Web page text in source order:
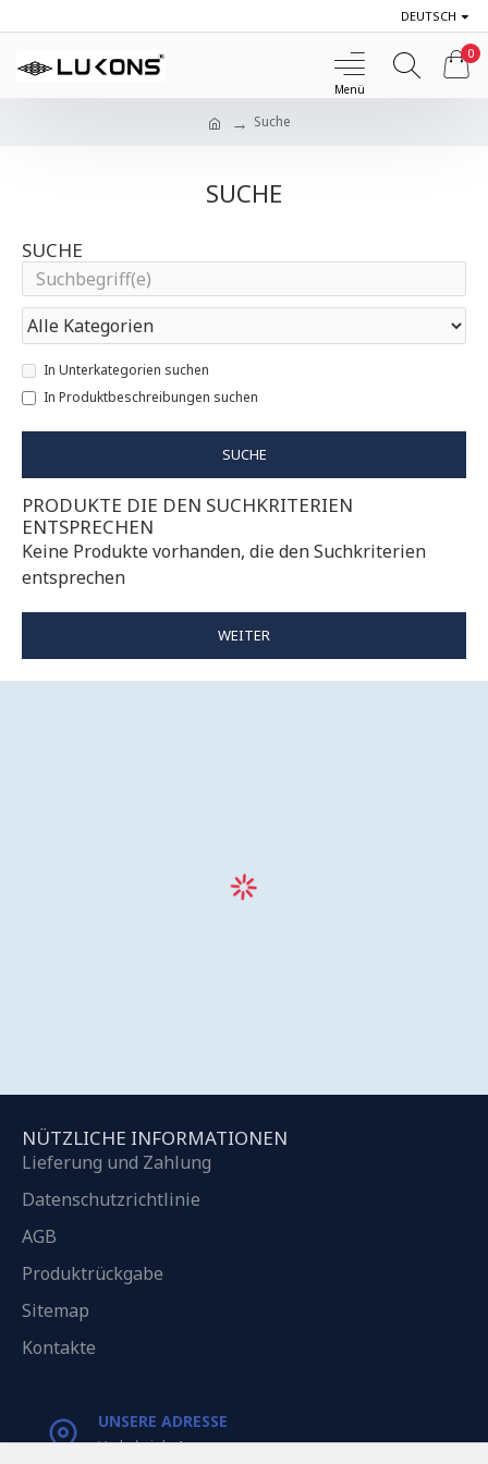
DEUTSCH
0
Suche
SUCHE
SUCHE
In Unterkategorien suchen
In Produktbeschreibungen suchen
SUCHE
PRODUKTE DIE DEN SUCHKRITERIEN
ENTSPRECHEN
Keine Produkte vorhanden, die den Suchkriterien
entsprechen
WEITER
NÜTZLICHE INFORMATIONEN
Lieferung und Zahlung
Datenschutzrichtlinie
AGB
Produktrückgabe
Sitemap
Kontakte
UNSERE ADRESSE
Varkaļu iela 1,